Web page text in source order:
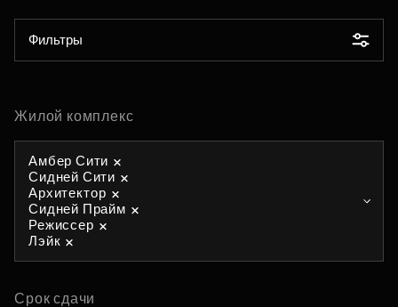
Фильтры
Жилой комплекс
Амбер Сити
Сидней Сити
Архитектор
Сидней Прайм
Режиссер
Лэйк
Срок сдачи